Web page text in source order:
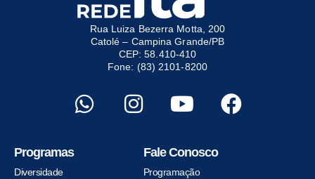
Rua Luiza Bezerra Motta, 200
Catolé – Campina Grande/PB
CEP: 58.410-410
Fone: (83) 2101-8200
Programas
Diversidade
Fale Conosco
Programação